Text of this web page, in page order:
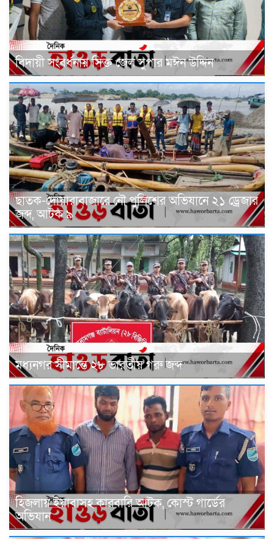
বিদায়ী সংবর্ধনায় সিক্ত জেল সুপার মঈন উদ্দিন
ছাতক-দোয়ারাবাজারে নৌ পুলিশের অভিযানে ২১ ড্রেজার
জব্দ, আটক ৯
মধ্যনগর সীমান্তে ২৮ ভারতীয় গরু জব্দ
হিজলায় ইয়াবাসহ কারবারি আটক, কোস্ট গার্ডের
অভিযান